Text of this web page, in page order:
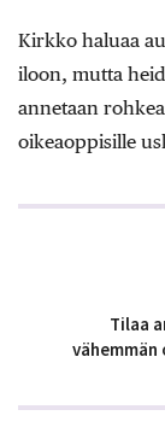
Kirkko haluaa
iloon, mutta
annetaan
oikeaoppisille
Tilaa